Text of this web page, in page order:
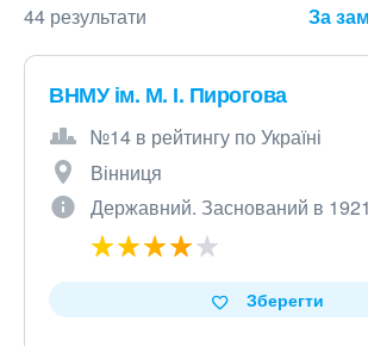
44 результати За
ВНМУ ім. М. І. Пирогова
№14 в рейтингу по Україні
Вінниця
Державний. Заснований в
Зберегти